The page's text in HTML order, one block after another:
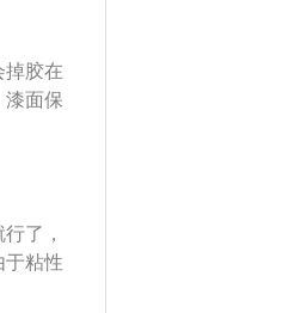
洗；
或者
有些侧
掉胶在
漆面保
膜制
照射的
车身外
了，
于粘性
由于